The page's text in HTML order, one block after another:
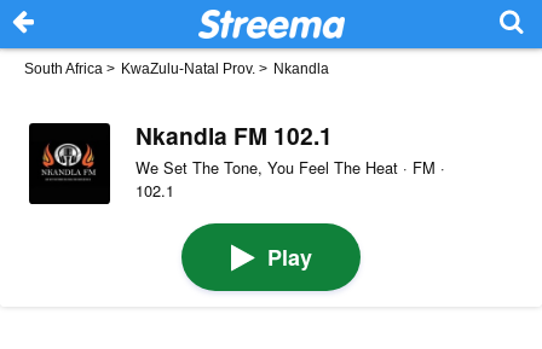
South Africa > KwaZulu-Natal Prov. > Nkandla
Nkandla FM 102.1
We Set The Tone, You Feel The Heat · FM ·
102.1
Play